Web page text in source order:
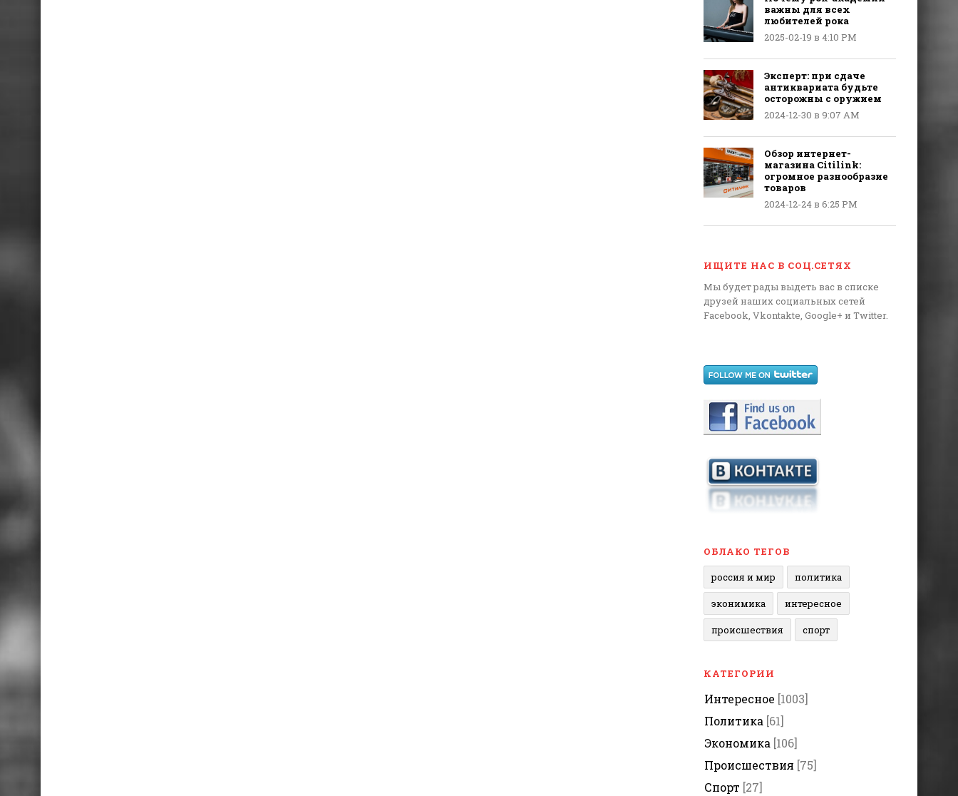
важны для всех
любителей рока
2025-02-19 в 4:10 PM
Эксперт: при сдаче
антиквариата будьте
осторожны с оружием
2024-12-30 в 9:07 AM
Обзор интернет-
магазина Citilink:
огромное разнообразие
товаров
2024-12-24 в 6:25 PM
ИЩИТЕ НАС В СОЦ.СЕТЯХ
Мы будет рады выдеть вас в списке
друзей наших социальных сетей
Facebook, Vkontakte, Google+ и Twitter.
ОБЛАКО ТЕГОВ
россия и мир
политика
эконимика интересное
происшествия спорт
КАТЕГОРИИ
Интересное [1003]
Политика [61]
Экономика [106]
Происшествия [75]
Спорт [27]